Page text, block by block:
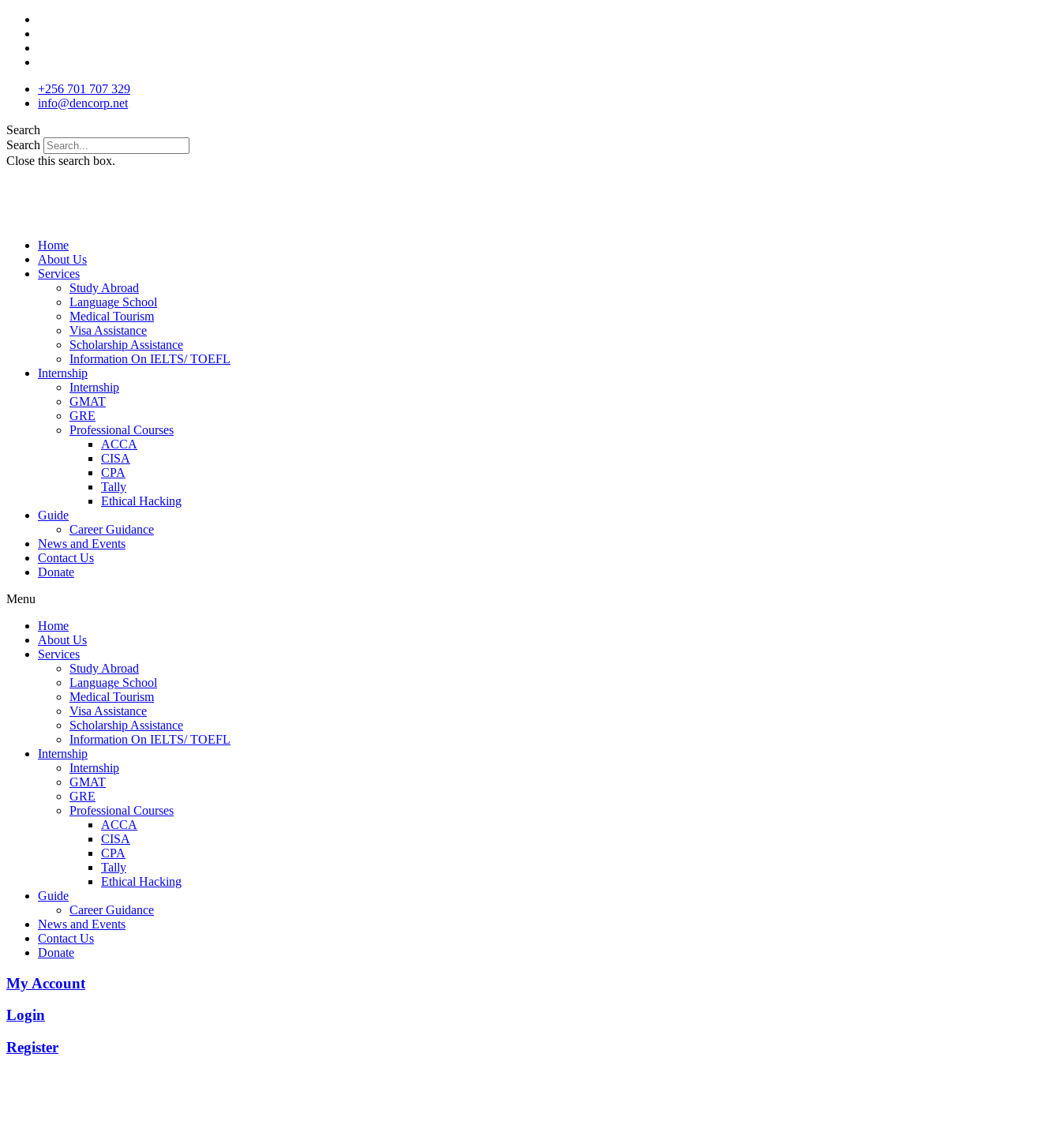
Skip
content
+256 701 707 329
info@dencorp.net
Search
Search
Close this search box.
Home
About Us
Services
Study Abroad
Language School
Medical Tourism
Visa Assistance
Scholarship Assistance
Information On IELTS/ TOEFL
Internship
Internship
GMAT
GRE
Professional Courses
ACCA
CISA
CPA
Tally
Ethical Hacking
Guide
Career Guidance
News and Events
Contact Us
Donate
Menu
Home
About Us
Services
Study Abroad
Language School
Medical Tourism
Visa Assistance
Scholarship Assistance
Information On IELTS/ TOEFL
Internship
Internship
GMAT
GRE
Professional Courses
ACCA
CISA
CPA
Tally
Ethical Hacking
Guide
Career Guidance
News and Events
Contact Us
Donate
My Account
Login
Register